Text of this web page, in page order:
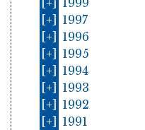
[+]
1999
[+]
1997
[+]
1996
[+]
1995
[+]
1994
[+]
1993
[+]
1992
[+]
1991